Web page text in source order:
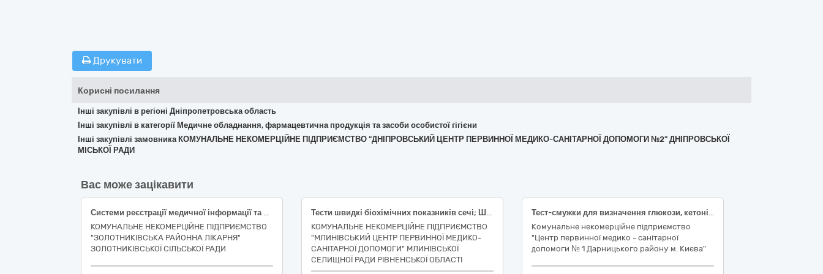
Друкувати
Корисні посилання
Інші закупівлі в регіоні Дніпропетровська область
Інші закупівлі в категорії Медичне обладнання, фармацевтична продукція та засоби особистої гігієни
Інші закупівлі замовника КОМУНАЛЬНЕ НЕКОМЕРЦІЙНЕ ПІДПРИЄМСТВО "ДНІПРОВСЬКИЙ ЦЕНТР ПЕРВИННОЇ МЕДИКО-САНІТАРНОЇ ДОПОМОГИ №2" ДНІПРОВСЬКОЇ
МІСЬКОЇ РАДИ
Вас може зацікавити
Системи реєстрації медичної інформації та дослідне обладнання
КОМУНАЛЬНЕ НЕКОМЕРЦІЙНЕ ПІДПРИЄМСТВО
"ЗОЛОТНИКІВСЬКА РАЙОННА ЛІКАРНЯ"
ЗОЛОТНИКІВСЬКОЇ СІЛЬСЬКОЇ РАДИ
Тести швидкі біохімічних показників сечі; Швидкий тест на вагітність №1; Тести швидкі для визначення інфекційних захворювань; Тести швидкі на кардіомаркери; Тест для виявлення прихованої крові в калі (тест-касета)
КОМУНАЛЬНЕ НЕКОМЕРЦІЙНЕ ПІДПРИЄМСТВО
"МЛИНІВСЬКИЙ ЦЕНТР ПЕРВИННОЇ МЕДИКО-
САНІТАРНОЇ ДОПОМОГИ" МЛИНІВСЬКОЇ
СЕЛИЩНОЇ РАДИ РІВНЕНСЬКОЇ ОБЛАСТІ
Тест-смужки для визначення глюкози, кетонів, білка у сечі. Код НК 024:2023: 54514 — Численні аналіти сечі IVD, набір, колориметрична тест-смужка, експрес-аналіз.
Комунальне некомерційне підприємство
"Центр первинної медико - санітарної
допомоги № 1 Дарницького району м. Києва"